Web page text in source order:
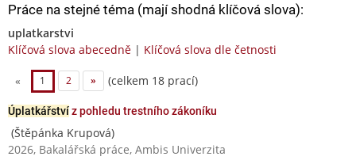
Práce na stejné téma (mají shodná klíčová slova):
uplatkarstvi
Klíčová slova abecedně | Klíčová slova dle četnosti
« 1 2 » (celkem 18 prací)
Úplatkářstvíz pohledu trestního zákoníku
(Štěpánka Krupová)
2026, Bakalářská práce, Ambis Univerzita